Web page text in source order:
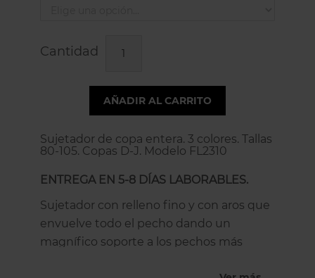
Cantidad
AÑADIR AL CARRITO
Sujetador de copa entera. 3 colores. Tallas
80-105. Copas D-J. Modelo FL2310
ENTREGA EN 5-8 DÍAS LABORABLES.
Sujetador con relleno fino y con aros que
envuelve todo el pecho dando un
magnífico soporte a los pechos más